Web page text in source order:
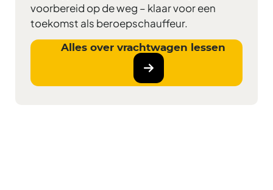
voorbereid op de weg – klaar voor een
toekomst als beroepschauffeur.
Alles over vrachtwagen lessen